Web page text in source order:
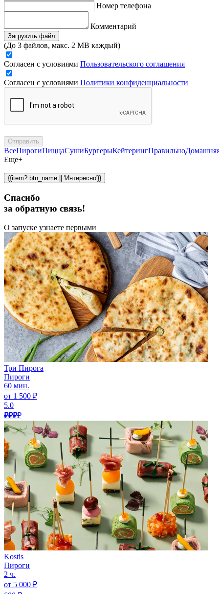
Номер телефона
Комментарий
Загрузить файл
(До 3 файлов, макс. 2 MB каждый)
Согласен с условиями Пользовательского соглашения
Согласен с условиями Политики конфиденциальности
Отправить
ВсеПирогиПиццаСушиБургерыКейтерингПравильно
Еще+
{{item?.btn_name || 'Интересно'}}
Спасибо
за обратную связь!
О запуске узнаете первыми
Три Пирога
Пироги
60 мин.
от 1 500 ₽
5.0
₽₽₽₽
Kostis
Пироги
2 ч.
от 5 000 ₽